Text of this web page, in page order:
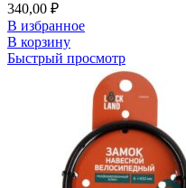
340,00 ₽
В избранное
В корзину
Быстрый просмотр